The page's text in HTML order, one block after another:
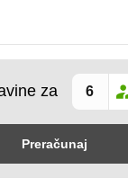
za
Preračunaj